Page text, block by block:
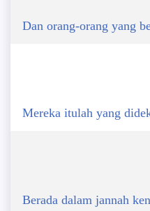
Dan orang-orang yang
Mereka itulah yang
Berada dalam jannah